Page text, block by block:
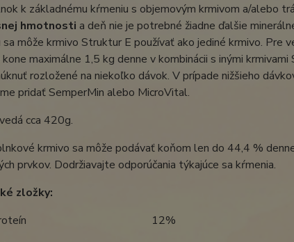
k základnému kŕmeniu s objemovým krmivom a/alebo
hmotnosti a deň nie je potrebné žiadne ďalšie
môže krmivo Struktur E používať ako jediné krmivo. Pre
maximálne 1,5 kg denne v kombinácii s inými
rozložené na niekoľko dávok. V prípade nižšieho
pridať SemperMin alebo MicroVital.
cca 420g.
krmivo sa môže podávať koňom len do 44,4 %
prvkov. Dodržiavajte odporúčania týkajúce sa kŕmenia.
zložky:
proteín 12%